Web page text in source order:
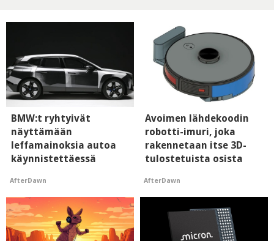
BMW:t ryhtyivät
näyttämään
leffamainoksia autoa
käynnistettäessä
AfterDawn
Avoimen lähdekoodin
robotti-imuri, joka
rakennetaan itse 3D-
tulostetuista osista
AfterDawn